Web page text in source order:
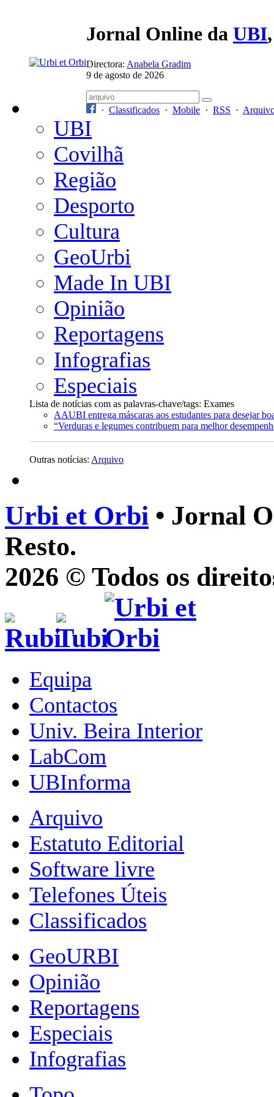
Jornal Online da UBI
Directora: Anabela Gradim
9 de agosto de 2026
· Classificados · Mobile · RSS ·
UBI
Covilhã
Região
Desporto
Cultura
GeoUrbi
Made In UBI
Opinião
Reportagens
Infografias
Especiais
Lista de notícias com as palavras-chave/tags: Exames
AAUBI entrega máscaras aos estudantes para desejar
“Verduras e legumes contribuem para melhor
Outras notícias: Arquivo
Urbi et Orbi • Jornal
Resto.
2026 © Todos os
Equipa
Contactos
Univ. Beira Interior
LabCom
UBInforma
Arquivo
Estatuto Editorial
Software livre
Telefones Úteis
Classificados
GeoURBI
Opinião
Reportagens
Especiais
Infografias